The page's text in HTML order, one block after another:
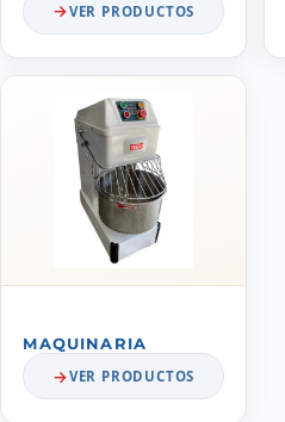
VER PRODUCTOS
MAQUINARIA
VER PRODUCTOS